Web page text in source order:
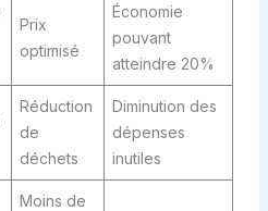
Prix
optimisé
Économie
pouvant
atteindre 20%
Réduction
de
déchets
Diminution des
dépenses
inutiles
Moins de